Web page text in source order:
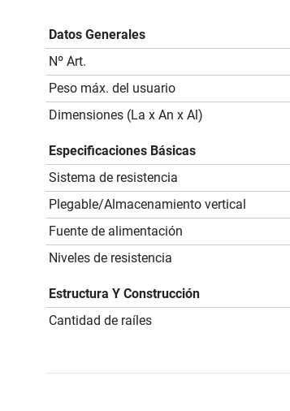
Datos Generales
Nº Art.
Peso máx. del usuario
Dimensiones (La x An x Al)
Especificaciones Básicas
Sistema de resistencia
Plegable/Almacenamiento vertical
Fuente de alimentación
Niveles de resistencia
Estructura Y Construcción
Cantidad de raíles